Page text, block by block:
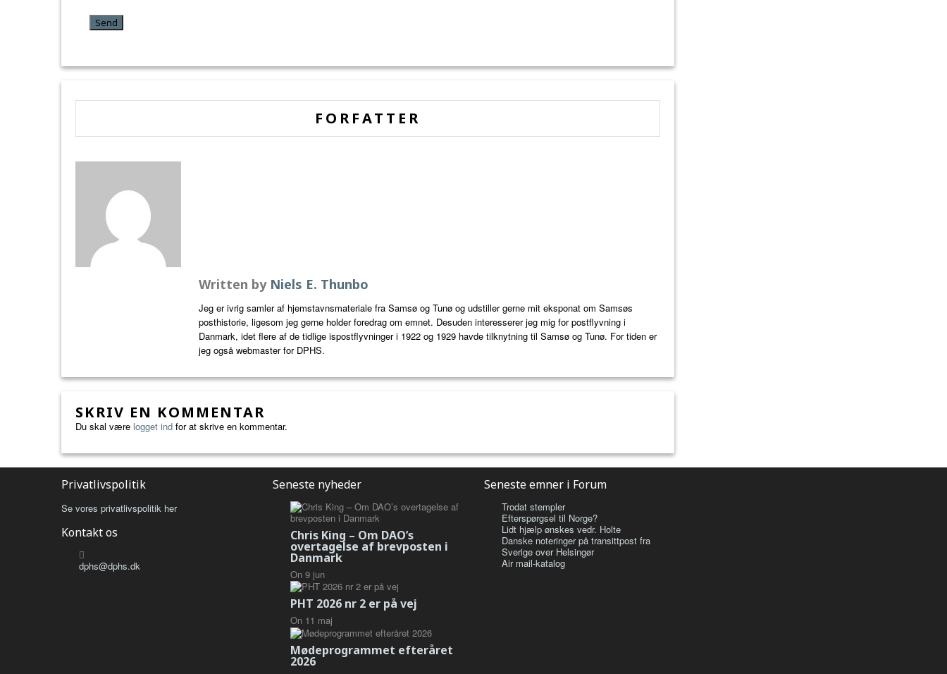
FORFATTER
Written by Niels E. Thunbo
Jeg er ivrig samler af hjemstavnsmateriale fra Samsø og Tunø og udstiller gerne mit eksponat om Samsøs
posthistorie, ligesom jeg gerne holder foredrag om emnet. Desuden interesserer jeg mig for postflyvning i
Danmark, idet flere af de tidlige ispostflyvninger i 1922 og 1929 havde tilknytning til Samsø og Tunø. For tiden er
jeg også webmaster for DPHS.
SKRIV EN KOMMENTAR
Du skal være logget ind for at skrive en kommentar.
Privatlivspolitik
Se vores privatlivspolitik her
Kontakt os
dphs@dphs.dk
Seneste nyheder
Chris King – Om DAO’s
overtagelse af brevposten i
Danmark
On 9 jun
PHT 2026 nr 2 er på vej
On 11 maj
Mødeprogrammet efteråret
2026
Seneste emner i Forum
Trodat stempler
Efterspørgsel til Norge?
Lidt hjælp ønskes vedr. Holte
Danske noteringer på transittpost fra
Sverige over Helsingør
Air mail-katalog